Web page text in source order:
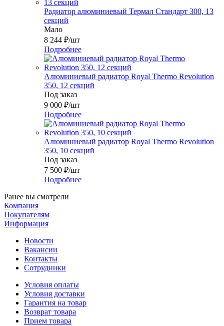
Радиатор алюминиевый Термал Стандарт 300, 13
секций
Мало
8 244 ₽/шт
Подробнее
Алюминиевый радиатор Royal Thermo Revolution
350, 12 секций
Под заказ
9 000 ₽/шт
Подробнее
Алюминиевый радиатор Royal Thermo Revolution
350, 10 секций
Под заказ
7 500 ₽/шт
Подробнее
Ранее вы смотрели
Компания
Покупателям
Информация
Новости
Вакансии
Контакты
Сотрудники
Условия оплаты
Условия доставки
Гарантия на товар
Возврат товара
Прием товара